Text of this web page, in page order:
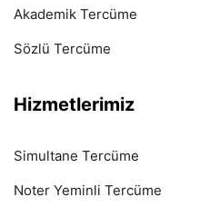
Akademik Tercüme
Sözlü Tercüme
Hizmetlerimiz
Simultane Tercüme
Noter Yeminli Tercüme